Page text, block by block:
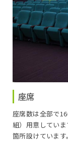
座席
座席数は全部で
組）用意してい
箇所設けています。